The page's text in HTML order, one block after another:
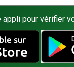
appli pour vérifier